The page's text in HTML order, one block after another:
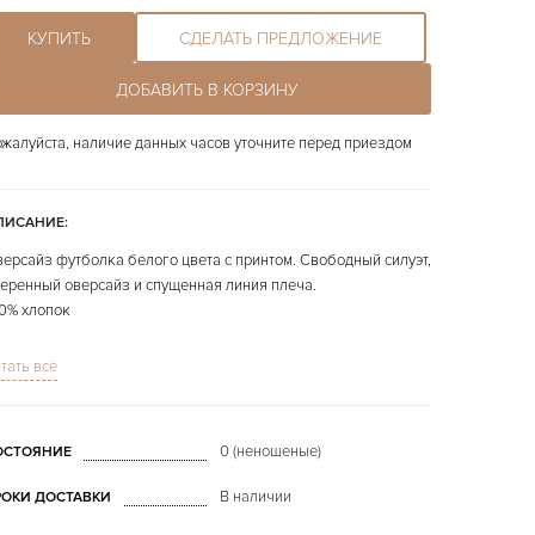
КУПИТЬ СДЕЛАТЬ ПРЕДЛОЖЕНИЕ
ДОБАВИТЬ В КОРЗИНУ
наличие данных часов уточните перед приездом
футболка белого цвета с принтом. Свободный силуэт,
оверсайз и спущенная линия плеча.
хлопок
размеры S,M,L,XL,XXL
всё
0 (неношеные)
ДОСТАВКИ В наличии